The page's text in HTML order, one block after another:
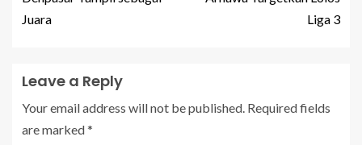
Juara
Liga 3
Leave a Reply
Your email address will not be published. Required fields
are marked*